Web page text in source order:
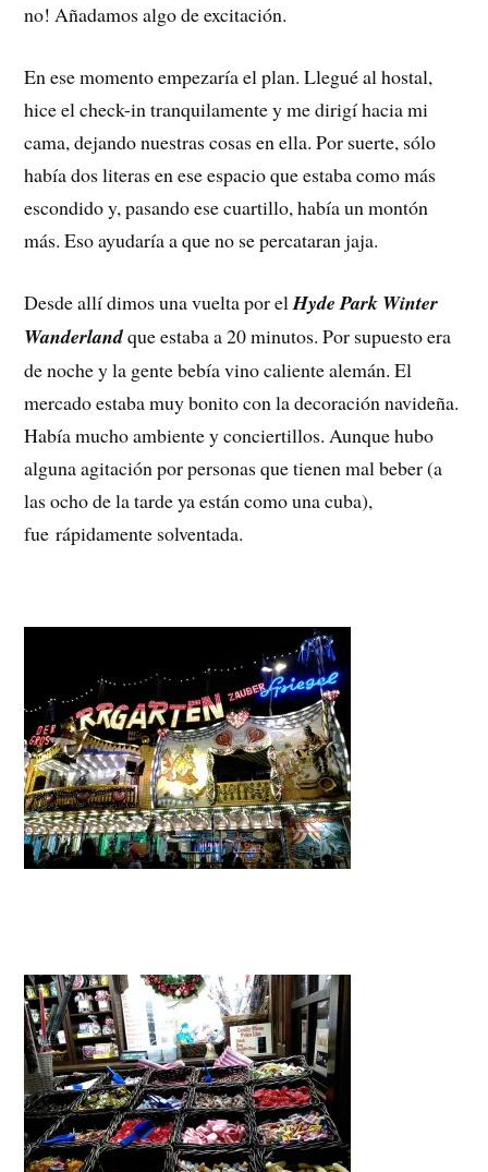
no! Añadamos algo de excitación.
En ese momento empezaría el plan. Llegué al hostal,
hice el check-in tranquilamente y me dirigí hacia mi
cama, dejando nuestras cosas en ella. Por suerte, sólo
había dos literas en ese espacio que estaba como más
escondido y, pasando ese cuartillo, había un montón
más. Eso ayudaría a que no se percataran jaja.
Desde allí dimos una vuelta por elHyde Park Winter
Wanderlandque estaba a 20 minutos. Por supuesto era
de noche y la gente bebía vino caliente alemán. El
mercado estaba muy bonito con la decoración navideña.
Había mucho ambiente y conciertillos. Aunque hubo
alguna agitación por personas que tienen mal beber (a
las ocho de la tarde ya están como una cuba),
fue rápidamente solventada.